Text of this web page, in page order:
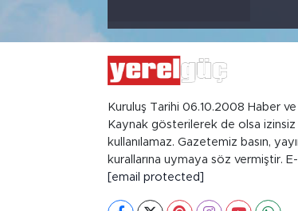
Kuruluş Tarihi 06.10.2008 Haber
Kaynak gösterilerek de olsa izinsiz
kullanılamaz. Gazetemiz basın,
kurallarına uymaya söz vermiştir.
[email protected]